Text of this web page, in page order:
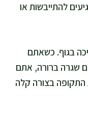
להתייבשות או
בגוף. כשאתם
שגרה ברורה, אתם
התקופה בצורה קלה